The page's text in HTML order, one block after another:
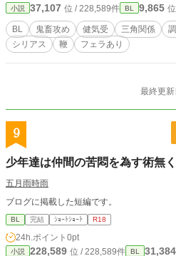
小説 37,107 位 / 228,589件 BL 9,865
BL 鬼畜攻め 健気受 三角関係
シリアス
鞭 フェラあり
最終更
9
少年達は仲間の苦悶を為す術無
五月雨時雨
ブログに掲載した短編です。
BL 完結 ｼｮｰﾄｼｮｰﾄ R18
24h.ポイント 0pt
小説 228,589 位 / 228,589件 BL 31,384